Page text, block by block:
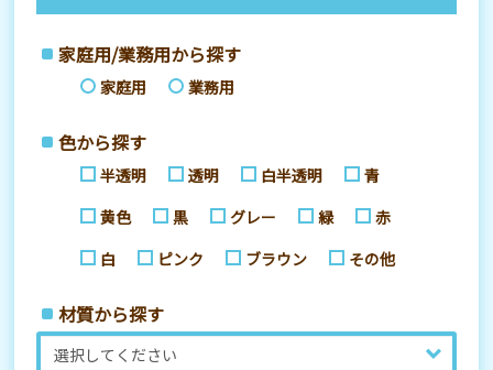
家庭用/業務用から探す
家庭用 業務用
色から探す
半透明 透明 白半透明
青
黄色
黒 グレー 緑
赤
白
ピンク ブラウン その他
材質から探す